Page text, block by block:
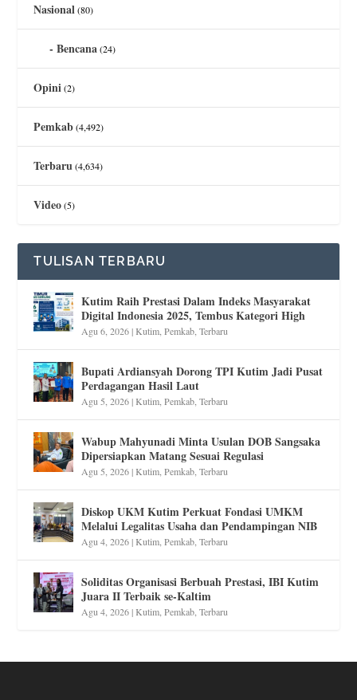
Nasional(80)
Bencana(24)
Opini(2)
Pemkab(4,492)
Terbaru(4,634)
Video(5)
TULISAN TERBARU
Kutim Raih Prestasi Dalam Indeks Masyarakat
Digital Indonesia 2025, Tembus Kategori High
Agu 6, 2026|Kutim,Pemkab,Terbaru
Bupati Ardiansyah Dorong TPI Kutim Jadi Pusat
Perdagangan Hasil Laut
Agu 5, 2026|Kutim,Pemkab,Terbaru
Wabup Mahyunadi Minta Usulan DOB Sangsaka
Dipersiapkan Matang Sesuai Regulasi
Agu 5, 2026|Kutim,Pemkab,Terbaru
Diskop UKM Kutim Perkuat Fondasi UMKM
Melalui Legalitas Usaha dan Pendampingan NIB
Agu 4, 2026|Kutim,Pemkab,Terbaru
Soliditas Organisasi Berbuah Prestasi, IBI Kutim
Juara II Terbaik se-Kaltim
Agu 4, 2026|Kutim,Pemkab,Terbaru